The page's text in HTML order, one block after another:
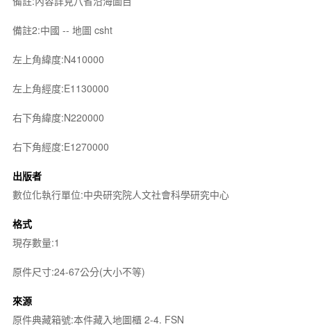
備註2:中國 -- 地圖 csht
左上角緯度:N410000
左上角經度:E1130000
右下角緯度:N220000
右下角經度:E1270000
出版者
數位化執行單位:中央研究院人文社會科學研究中心
格式
現存數量:1
原件尺寸:24-67公分(大小不等)
來源
原件典藏箱號:本件藏入地圖櫃 2-4. FSN